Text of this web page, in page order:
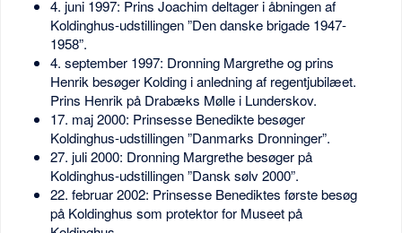
4. juni 1997: Prins Joachim deltager i åbningen af
Koldinghus-udstillingen ”Den danske brigade 1947-
1958”.
4. september 1997: Dronning Margrethe og prins
Henrik besøger Kolding i anledning af regentjubilæet.
Prins Henrik på Drabæks Mølle i Lunderskov.
17. maj 2000: Prinsesse Benedikte besøger
Koldinghus-udstillingen ”Danmarks Dronninger”.
27. juli 2000: Dronning Margrethe besøger på
Koldinghus-udstillingen ”Dansk sølv 2000”.
22. februar 2002: Prinsesse Benediktes første besøg
på Koldinghus som protektor for Museet på